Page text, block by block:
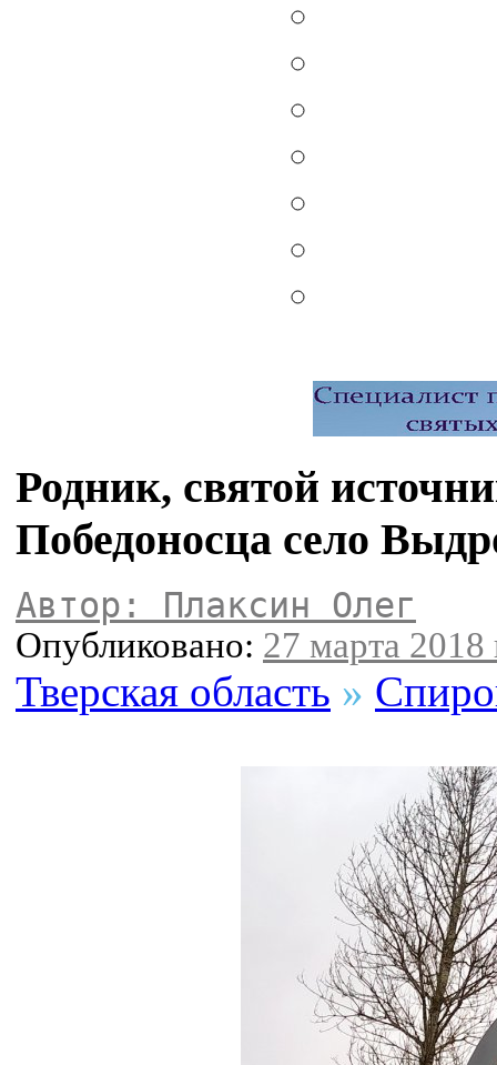
Родник, святой
Победоносца село
Автор: Плаксин Олег
Опубликовано: 27 марта 2018
Тверская область »